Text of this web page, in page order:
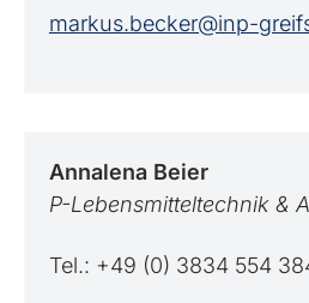
markus.becker@inp-
Annalena Beier
P-Lebensmitteltechnik &
Tel.: +49 (0) 3834 554